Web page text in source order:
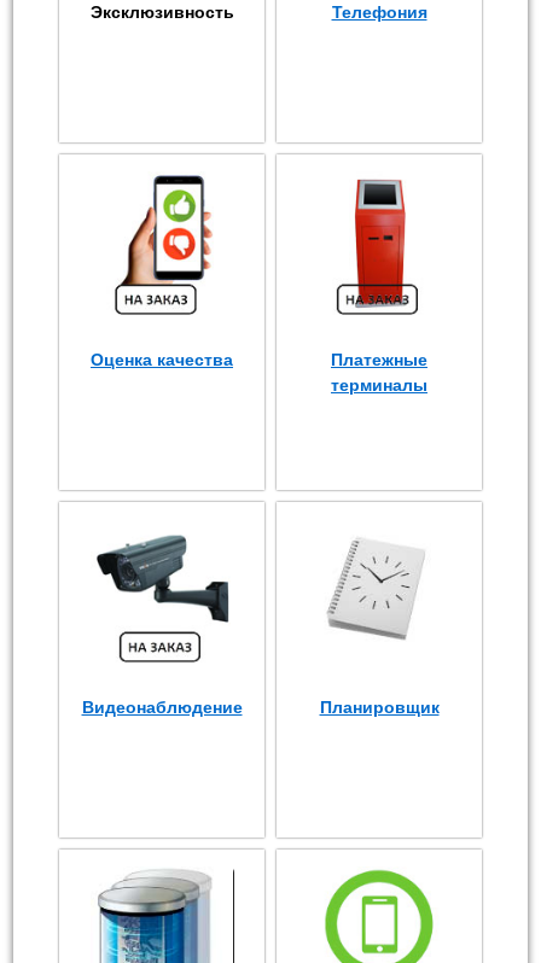
Эксклюзивность Телефония
Оценка качества
Платежные
терминалы
Видеонаблюдение Планировщик